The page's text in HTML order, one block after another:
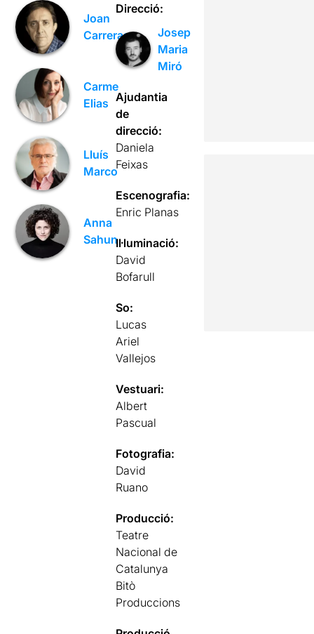
Joan
Carreras
Carme
Elias
Lluís
Marco
Anna
Sahun
Direcció:
Josep
Maria
Miró
Ajudantia
de
direcció:
Daniela
Feixas
Escenografia:
Enric Planas
Il·luminació:
David
Bofarull
So:
Lucas
Ariel
Vallejos
Vestuari:
Albert
Pascual
Fotografia:
David
Ruano
Producció:
Teatre
Nacional de
Catalunya
Bitò
Produccions